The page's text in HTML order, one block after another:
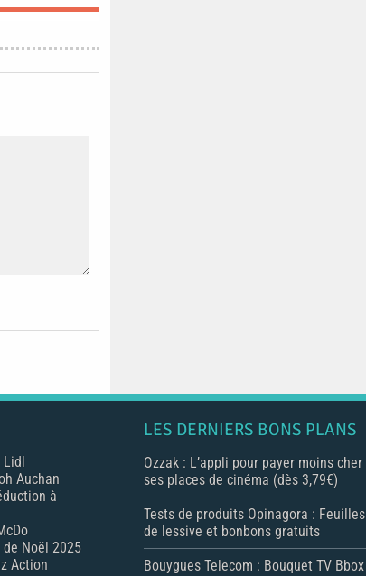
Auchan
à
Noël 2025
Action
LES DERNIERS BONS PLANS
Ozzak : L’appli pour payer moins cher
ses places de cinéma (dès 3,79€)
Tests de produits Opinagora : Feuilles
de lessive et bonbons gratuits
Bouygues Telecom : Bouquet TV Bbox